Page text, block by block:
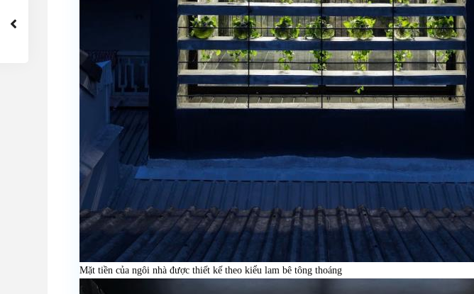
Mặt tiền của ngôi nhà được thiết kế theo kiểu lam bê tông thoáng